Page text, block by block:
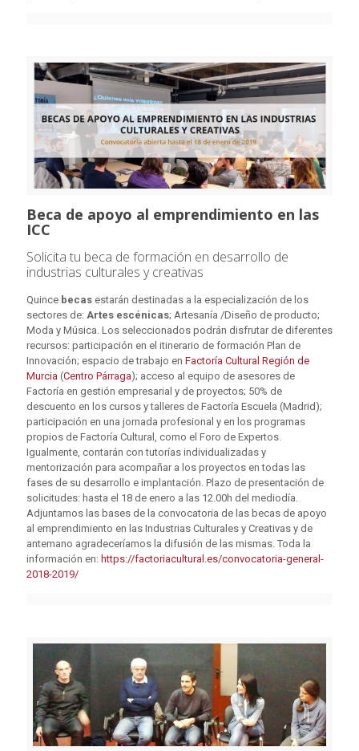
Beca de apoyo al emprendimiento en las
ICC
Solicita tu beca de formación en desarrollo de
industrias culturales y creativas
Quince becas estarán destinadas a la especialización de los
sectores de: Artes escénicas; Artesanía /Diseño de producto;
Moda y Música. Los seleccionados podrán disfrutar de diferentes
recursos: participación en el itinerario de formación Plan de
Innovación; espacio de trabajo en Factoría Cultural Región de
Murcia (Centro Párraga); acceso al equipo de asesores de
Factoría en gestión empresarial y de proyectos; 50% de
descuento en los cursos y talleres de Factoría Escuela (Madrid);
participación en una jornada profesional y en los programas
propios de Factoría Cultural, como el Foro de Expertos.
Igualmente, contarán con tutorías individualizadas y
mentorización para acompañar a los proyectos en todas las
fases de su desarrollo e implantación. Plazo de presentación de
solicitudes: hasta el 18 de enero a las 12.00h del mediodía.
Adjuntamos las bases de la convocatoria de las becas de apoyo
al emprendimiento en las Industrias Culturales y Creativas y de
antemano agradeceríamos la difusión de las mismas. Toda la
información en: https://factoriacultural.es/convocatoria-general-
2018-2019/